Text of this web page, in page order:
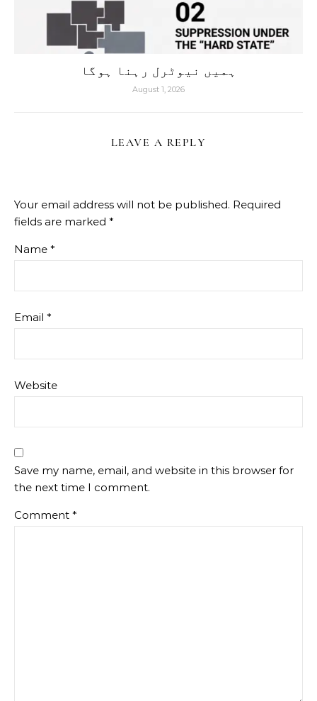
ہمیں نیوٹرل رہنا ہوگا
August 1, 2026
LEAVE A REPLY
Your email address will not be published. Required
fields are marked *
Name *
Email *
Website
Save my name, email, and website in this browser for
the next time I comment.
Comment *